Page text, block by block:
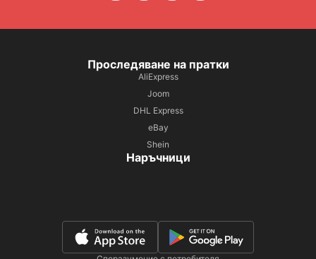
Проследяване на пратки
AliExpress
Joom
DHL Express
eBay
Shein
Наръчници